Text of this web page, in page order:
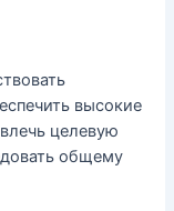
высокие
целевую
общему